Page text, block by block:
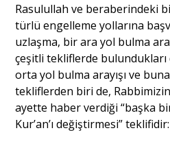
Eğitim
Dosya
Ankara
Sağlık
Rasulullah ve beraberindeki
türlü engelleme yollarına
uzlaşma, bir ara yol bulma
çeşitli tekliflerde
orta yol bulma arayışı ve
tekliflerden biri de,
ayette haber verdiği “başka
Kur’an’ı değiştirmesi” teklifidir: